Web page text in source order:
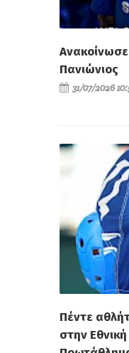
Πανιώνιος
31/07/2026
Πέντε
στην